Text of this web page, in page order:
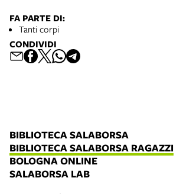
FA PARTE DI:
Tanti corpi
CONDIVIDI
BIBLIOTECA SALABORSA
BIBLIOTECA SALABORSA RAGAZZI
BOLOGNA ONLINE
SALABORSA LAB